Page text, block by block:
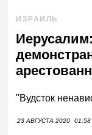
ИЗРАИЛЬ
"Вудсток
23 АВГУСТА 2020 01:58